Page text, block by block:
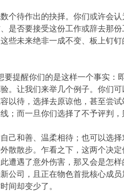
数个待作出的抉择。你们或许会
否要接受这份工作或辞去那
些未来绝非一成不变、板上钉
要提醒你们的是这样一个事实
。让我们来举几个例子。你
以待，选择去原谅他，甚至尝
而一旦你们选择了不予评判，
己和善、温柔相待；也可以选
散散步。乍看之下，这两个决
遭遇了意外伤害，那又会是怎
公司，且正在物色首批核心成
间却变少了。